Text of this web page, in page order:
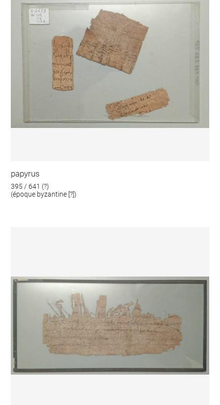
papyrus
395 / 641 (?)
(époque byzantine [?])